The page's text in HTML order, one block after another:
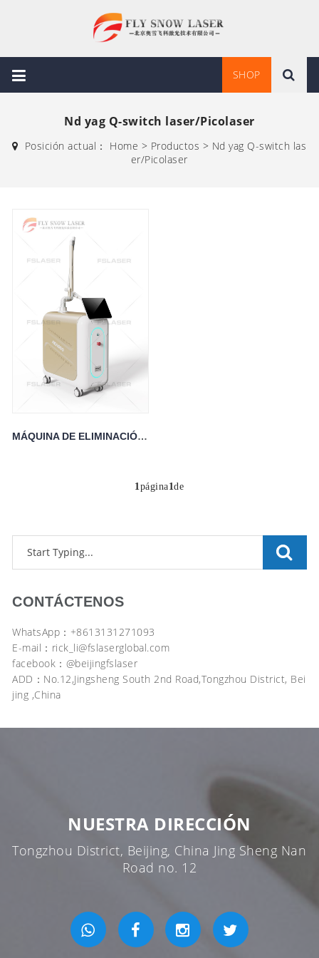
SHOP
Nd yag Q-switch laser/Picolaser
Posición actual： Home > Productos > Nd yag Q-switch las
er/Picolaser
MÁQUINA DE ELIMINACIÓN DE TATUAJES CON LÁSER ND YAG Q-SWITCH POPULAR
1 página1de
CONTÁCTENOS
WhatsApp：+8613131271093
E-mail： rick_li@fslaserglobal.com
facebook：@beijingfslaser
ADD：No.12,Jingsheng South 2nd Road,Tongzhou District, Bei
jing ,China
NUESTRA DIRECCIÓN
Tongzhou District, Beijing, China Jing Sheng Nan
Road no. 12